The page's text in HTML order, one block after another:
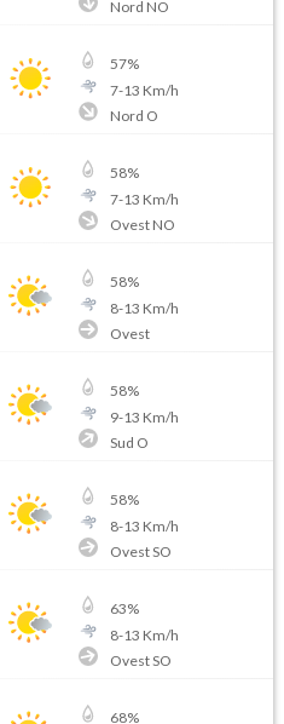
Nord NO
57%
7-13 Km/h
Nord O
58%
7-13 Km/h
Ovest NO
58%
8-13 Km/h
Ovest
58%
9-13 Km/h
Sud O
58%
8-13 Km/h
Ovest SO
63%
8-13 Km/h
Ovest SO
68%